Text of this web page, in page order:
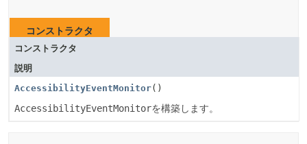
コンストラクタ
コンストラクタ
説明
AccessibilityEventMonitor()
AccessibilityEventMonitorを構築します。